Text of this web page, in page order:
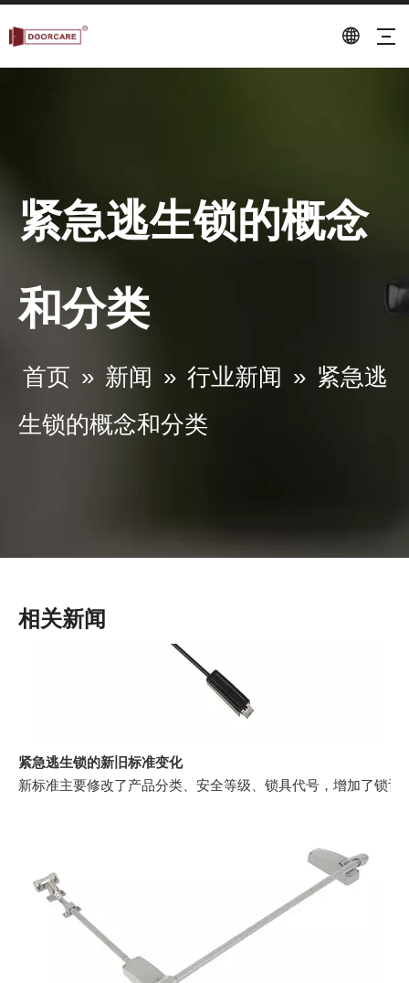
紧急逃生锁的概念
和分类
首页 » 新闻 » 行业新闻 » 紧急逃
生锁的概念和分类
相关新闻
第131届广交会4月24日圆满闭幕
紧急逃生锁的新旧标准变化
新标准主要修改了产品分类、安全等级、锁具代号，增加了锁